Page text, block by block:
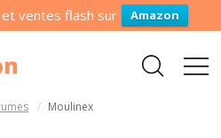
ventes flash sur Amazon
Moulinex